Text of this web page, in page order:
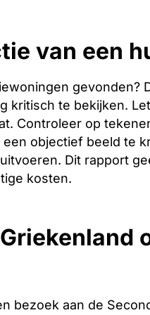
van een
gevonden?
kritisch te bekijken.
Controleer op
objectief beeld te
Dit rapport
kosten.
bezoek aan de